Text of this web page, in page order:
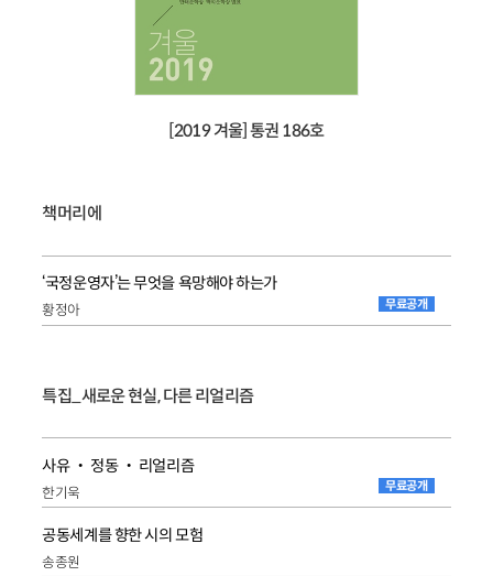
[2019 겨울] 통권 186호
책머리에
‘국정운영자’는 무엇을 욕망해야 하는가
황정아 무료공개
특집_새로운 현실, 다른 리얼리즘
사유 ‧ 정동 ‧ 리얼리즘
한기욱 무료공개
공동세계를 향한 시의 모험
송종원